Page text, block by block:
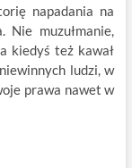
napadania na
Nie muzułmanie,
kiedyś też kawał
ludzi, w
prawa nawet w